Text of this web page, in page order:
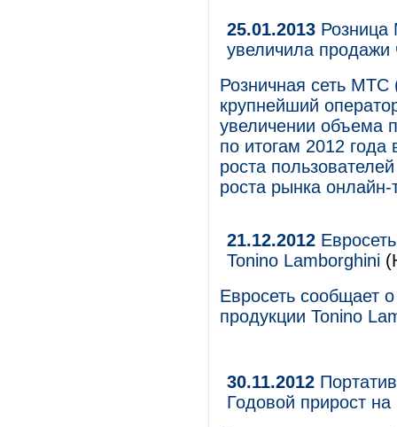
25.01.2013 Розница
увеличила продажи
Розничная сеть
крупнейший
увеличении объема
по итогам 2012
роста
роста рынка онлайн-
21.12.2012
Tonino Lamborghini
Евросеть сообщает
продукции Tonino
30.11.2012
Годовой прирост на